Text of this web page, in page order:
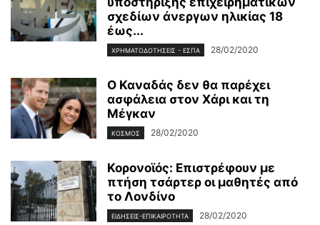
σχεδίων άνεργων ηλικίας 18
έως...
ΧΡΗΜΑΤΟΔΟΤΉΣΕΙΣ - ΕΣΠΑ 28/02/2020
Ο Καναδάς δεν θα παρέχει
ασφάλεια στον Χάρι και τη
Μέγκαν
ΚΌΣΜΟΣ 28/02/2020
Κορονοϊός: Επιστρέφουν με
πτήση τσάρτερ οι μαθητές από
το Λονδίνο
ΕΙΔΉΣΕΙΣ-ΕΠΙΚΑΙΡΌΤΗΤΑ 28/02/2020